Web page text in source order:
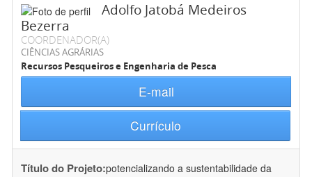
Adolfo Jatobá Medeiros
Bezerra
COORDENADOR(A)
CIÊNCIAS AGRÁRIAS
Recursos Pesqueiros e Engenharia de Pesca
E-mail
Currículo
Título do Projeto:potencializando a sustentabilidade da